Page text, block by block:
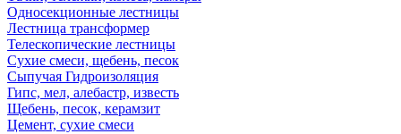
Односекционные лестницы
Лестница трансформер
Телескопические лестницы
Сухие смеси, щебень, песок
Сыпучая Гидроизоляция
Гипс, мел, алебастр, известь
Щебень, песок, керамзит
Цемент, сухие смеси